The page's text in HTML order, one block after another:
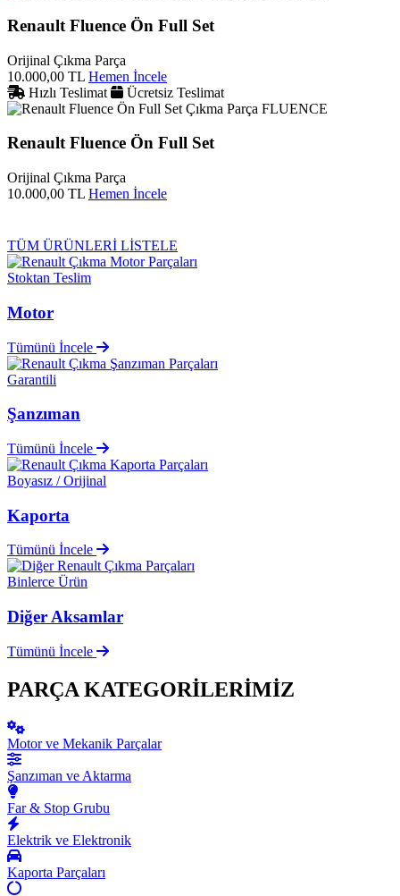
Renault Fluence Ön Full Set
Orijinal Çıkma Parça
10.000,00 TL Hemen İncele
Hızlı Teslimat
Ücretsiz Teslimat
FLUENCE
Renault Fluence Ön Full Set
Orijinal Çıkma Parça
10.000,00 TL Hemen İncele
TÜM ÜRÜNLERİ LİSTELE
Stoktan Teslim
Motor
Tümünü İncele
Garantili
Şanzıman
Tümünü İncele
Boyasız / Orijinal
Kaporta
Tümünü İncele
Binlerce Ürün
Diğer Aksamlar
Tümünü İncele
PARÇA KATEGORİLERİMİZ
Motor ve Mekanik Parçalar
Şanzıman ve Aktarma
Far & Stop Grubu
Elektrik ve Elektronik
Kaporta Parçaları